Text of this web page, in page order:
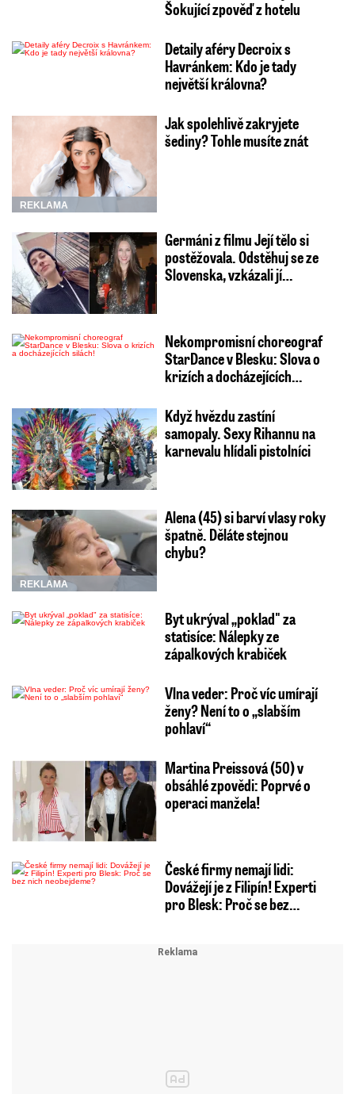
Šokující zpověď z hotelu
Detaily aféry Decroix s
Havránkem: Kdo je tady
největší královna?
REKLAMA
Jak spolehlivě zakryjete
šediny? Tohle musíte znát
Germáni z filmu Její tělo si
postěžovala. Odstěhuj se ze
Slovenska, vzkázali jí…
Nekompromisní choreograf
StarDance v Blesku: Slova o
krizích a docházejících…
Když hvězdu zastíní
samopaly. Sexy Rihannu na
karnevalu hlídali pistolníci
REKLAMA
Alena (45) si barví vlasy roky
špatně. Děláte stejnou
chybu?
Byt ukrýval „poklad" za
statisíce: Nálepky ze
zápalkových krabiček
Vlna veder: Proč víc umírají
ženy? Není to o „slabším
pohlaví“
Martina Preissová (50) v
obsáhlé zpovědi: Poprvé o
operaci manžela!
České firmy nemají lidi:
Dovážejí je z Filipín! Experti
pro Blesk: Proč se bez…